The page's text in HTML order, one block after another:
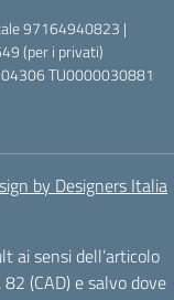
97164940823 |
(per i privati)
04306 TU0000030881
by Designers Italia
ai sensi dell’articolo
(CAD) e salvo dove